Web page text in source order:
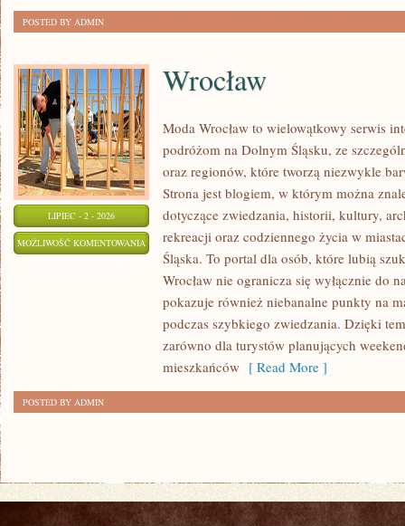
POSTED BY ADMIN
LIPIEC - 2 - 2026
MOŻLIWOŚĆ KOMENTOWANIA WROCŁAW
Wrocław
Moda Wrocław to wielowątkowy serwis
podróżom na Dolnym Śląsku, ze
oraz regionów, które tworzą niezwykle
Strona jest blogiem, w którym można
dotyczące zwiedzania, historii, kultury,
rekreacji oraz codziennego życia w
Śląska. To portal dla osób, które lubią
Wrocław nie ogranicza się wyłącznie do
pokazuje również niebanalne punkty na
podczas szybkiego zwiedzania. Dzięki
zarówno dla turystów planujących
mieszkańców [ Read More ]
POSTED BY ADMIN